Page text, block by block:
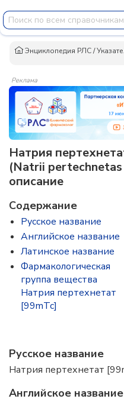
Энциклопедия РЛС/
Реклама
Натрия
(Natrii
описание
Содержание
Русское название
Английское название
Латинское название
Фармакологическая
группа вещества
Натрия пертехнетат
[99mТс]
Русское название
Натрия пертехнетат
Английское название